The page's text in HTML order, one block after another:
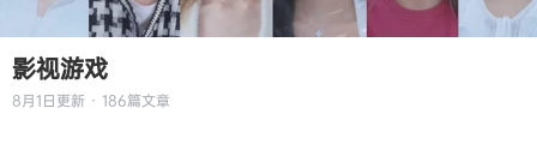
影视游戏
8月1日更新 · 186篇文章